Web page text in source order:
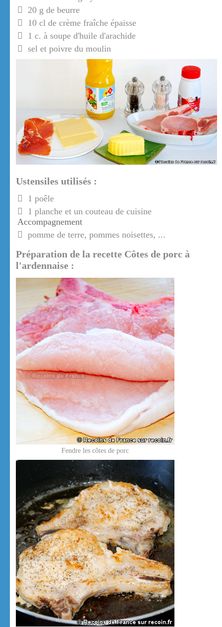
20 g de beurre
10 cl de crème fraîche épaisse
1 c. à soupe d'huile d'arachide
sel et poivre du moulin
Ustensiles utilisés :
1 poêle
1 planche et un couteau de cuisine
Accompagnement
pomme de terre, pommes noisettes, ...
Préparation de la recette Côtes de porc à
l'ardennaise :
Fendre les côtes de porc